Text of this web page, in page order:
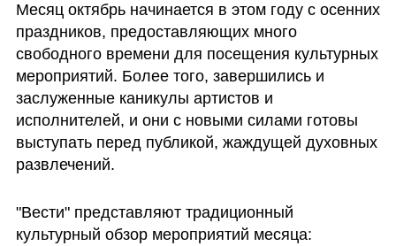
Месяц октябрь начинается в этом году с осенних
праздников, предоставляющих много
свободного времени для посещения культурных
мероприятий. Более того, завершились и
заслуженные каникулы артистов и
исполнителей, и они с новыми силами готовы
выступать перед публикой, жаждущей духовных
развлечений.
"Вести" представляют традиционный
культурный обзор мероприятий месяца: